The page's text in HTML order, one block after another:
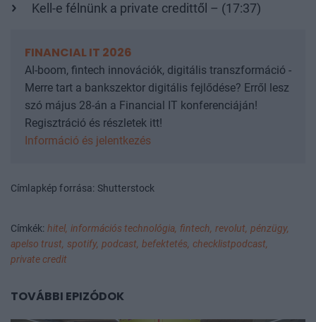
Kell-e félnünk a private credittől – (17:37)
FINANCIAL IT 2026
AI-boom, fintech innovációk, digitális transzformáció -
Merre tart a bankszektor digitális fejlődése? Erről lesz
szó május 28-án a Financial IT konferenciáján!
Regisztráció és részletek itt!
Információ és jelentkezés
Címlapkép forrása: Shutterstock
Címkék: hitel, információs technológia, fintech, revolut, pénzügy,
apelso trust, spotify, podcast, befektetés, checklistpodcast,
private credit
TOVÁBBI EPIZÓDOK